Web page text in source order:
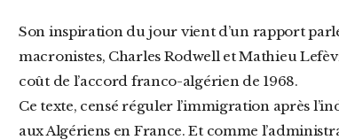
Son inspiration du jour vient d’un rapport parlementaire tout frais, signé par deux
macronistes, Charles Rodwell et Mathieu
coût de l’accord franco-algérien de 1968.
Ce texte, censé réguler l’immigration après
aux Algériens en France. Et comme